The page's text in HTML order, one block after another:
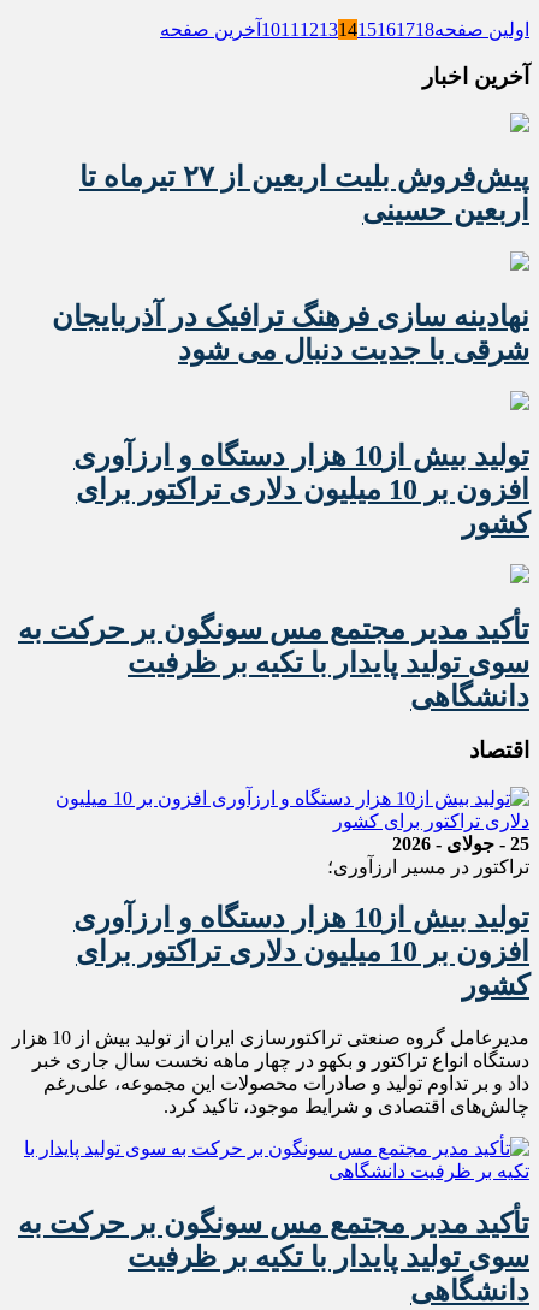
اولین صفحه 1011 12131415161718 آخرین صفحه
آخرین اخبار
پیش‌فروش بلیت اربعین از ۲۷ تیرماه تا
اربعین حسینی
نهادینه سازی فرهنگ ترافیک در آذربایجان
شرقی با جدیت دنبال می شود
تولید بیش از10 هزار دستگاه و ارزآوری
افزون بر 10 میلیون دلاری تراکتور برای
کشور
تأکید مدیر مجتمع مس سونگون بر حرکت به
سوی تولید پایدار با تکیه بر ظرفیت
دانشگاهی
اقتصاد
25 - جولای - 2026
تراکتور در مسیر ارزآوری؛
تولید بیش از10 هزار دستگاه و ارزآوری
افزون بر 10 میلیون دلاری تراکتور برای
کشور
مدیرعامل گروه صنعتی تراکتورسازی ایران از تولید بیش از 10 هزار
دستگاه انواع تراکتور و بکهو در چهار ماهه نخست سال جاری خبر
داد و بر تداوم تولید و صادرات محصولات این مجموعه، علی‌رغم
چالش‌های اقتصادی و شرایط موجود، تاکید کرد.
تأکید مدیر مجتمع مس سونگون بر حرکت به
سوی تولید پایدار با تکیه بر ظرفیت
دانشگاهی